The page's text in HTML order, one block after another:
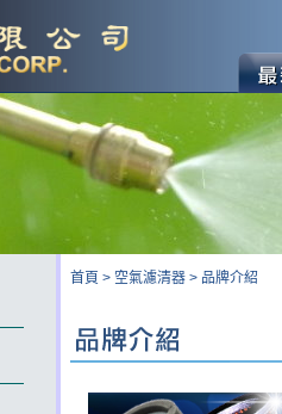
首頁 > 空氣濾清器 > 品牌介紹